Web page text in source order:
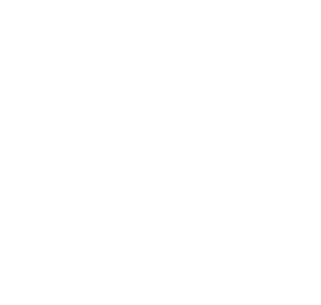
Dogodek je spremljala tudi
krepitev zdravja
oživljanja in uporabo
Novi defibrilator v Lukavcih
Križevci. Poleg Lukavcev so
v Iljaševcih, Kokoričih,
pri bankomatu v